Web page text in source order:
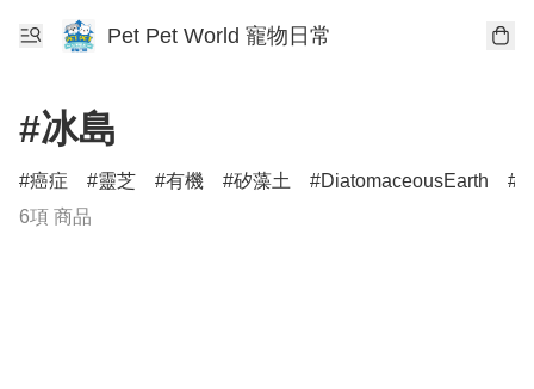
Pet Pet World 寵物日常
#冰島
癌症 靈芝 有機 矽藻土 DiatomaceousEarth
6項 商品